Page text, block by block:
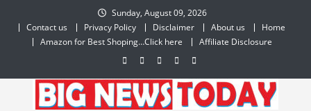
content
Sunday, August 09, 2026
Contact us
Privacy Policy Disclaimer About us
Home
Amazon for Best Shoping…Click here
Affiliate Disclosure